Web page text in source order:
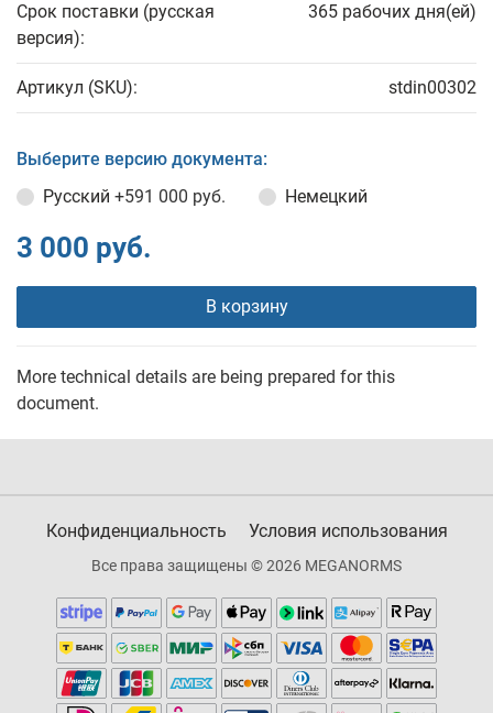
Срок поставки (русская
версия):
365 рабочих дня(ей)
Артикул (SKU): stdin00302
Выберите версию документа:
Русский +591 000 руб. Немецкий
3 000 руб.
В корзину
More technical details are being prepared for this
document.
Конфиденциальность Условия использования
Все права защищены © 2026 MEGANORMS